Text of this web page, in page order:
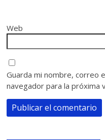
Web
Guarda mi nombre, correo
navegador para la próxima